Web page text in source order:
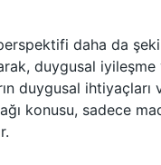
daha da
duygusal
duygusal ihtiyaçları
konusu, sadece